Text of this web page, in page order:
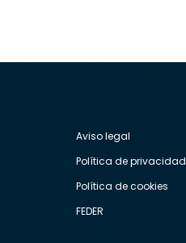
Aviso legal
Política de privacidad
Política de cookies
FEDER